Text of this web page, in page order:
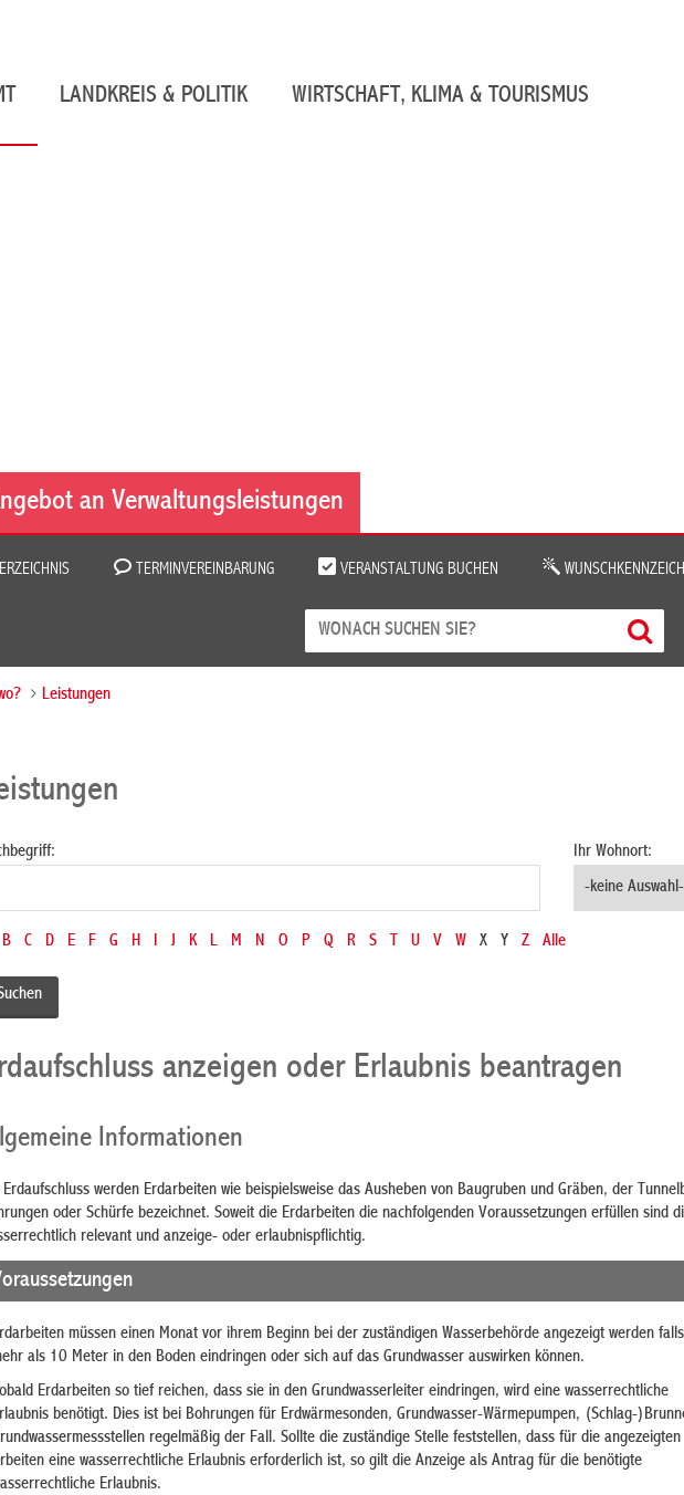
LANDKREIS & POLITIK WIRTSCHAFT, KLIMA & TOURISMUS
an Verwaltungsleistungen
TERMINVEREINBARUNG VERANSTALTUNG BUCHEN
Leistungen
Ihr Wohnort:
B C D E F G H I J K L M N O P Q R S T U V W X Y Z Alle
anzeigen oder Erlaubnis beantragen
Informationen
Erdaufschluss werden Erdarbeiten wie beispielsweise das Ausheben von Baugruben und Gräben, der
oder Schürfe bezeichnet. Soweit die Erdarbeiten die nachfolgenden Voraussetzungen erfüllen sind
relevant und anzeige- oder erlaubnispflichtig.
müssen einen Monat vor ihrem Beginn bei der zuständigen Wasserbehörde angezeigt werden
als 10 Meter in den Boden eindringen oder sich auf das Grundwasser auswirken können.
Erdarbeiten so tief reichen, dass sie in den Grundwasserleiter eindringen, wird eine wasserrechtliche
benötigt. Dies ist bei Bohrungen für Erdwärmesonden, Grundwasser-Wärmepumpen, (Schlag-
regelmäßig der Fall. Sollte die zuständige Stelle feststellen, dass für die angezeigten
eine wasserrechtliche Erlaubnis erforderlich ist, so gilt die Anzeige als Antrag für die benötigte
Erlaubnis.